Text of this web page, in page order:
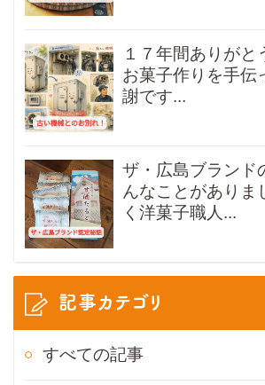
１７年間ありがと
お菓子作りを手伝
謝です...
ザ・広島ブランド
んなことがありま
く洋菓子職人...
記事カテゴリ
すべての記事